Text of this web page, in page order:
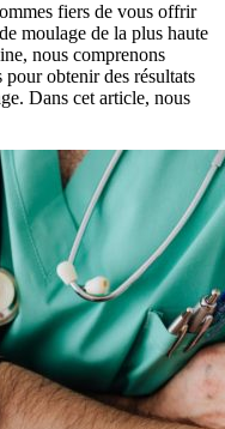
fiers de vous offrir
moulage de la plus haute
nous comprenons
obtenir des résultats
Dans cet article, nous